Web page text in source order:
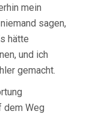
mein
sagen,
hätte
und ich
gemacht.
dem Weg